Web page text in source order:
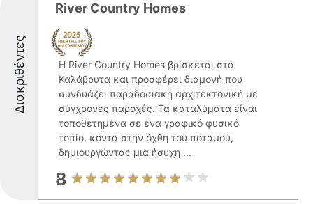
Διακριθέντες
River Country Homes
Η River Country Homes βρίσκεται στα
Καλάβρυτα και προσφέρει διαμονή που
συνδυάζει παραδοσιακή αρχιτεκτονική με
σύγχρονες παροχές. Τα καταλύματα είναι
τοποθετημένα σε ένα γραφικό φυσικό
τοπίο, κοντά στην όχθη του ποταμού,
δημιουργώντας μια ήσυχη ...
8